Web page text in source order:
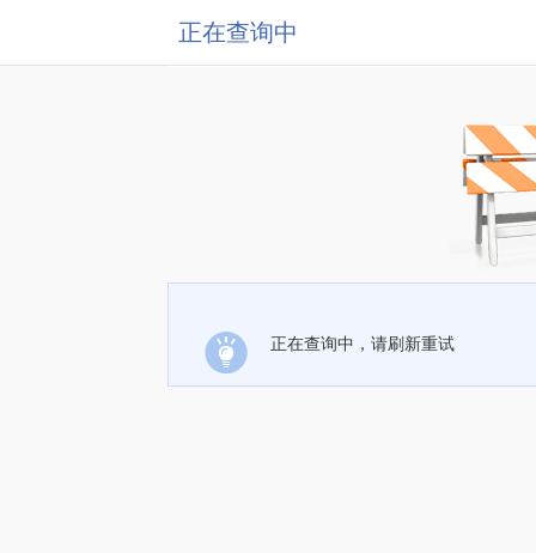
正在查询中
正在查询中，请刷新重试